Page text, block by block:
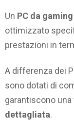
Un PC da gaming
ottimizzato
prestazioni in
A differenza dei
sono dotati di
garantiscono una
dettagliata.